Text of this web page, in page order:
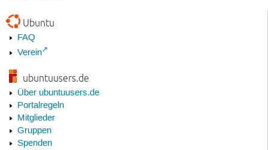
Ubuntu
FAQ
Verein
ubuntuusers.de
Über ubuntuusers.de
Portalregeln
Mitglieder
Gruppen
Spenden